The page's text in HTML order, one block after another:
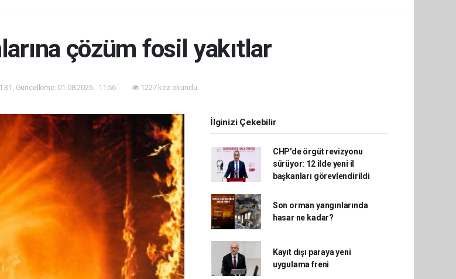
çözüm fosil yakıtlar
Güncelleme: 01.08.2026 - 11:56 1227 kez okundu.
İlginizi Çekebilir
CHP'de örgüt revizyonu
sürüyor: 12 ilde yeni il
başkanları görevlendirildi
Son orman yangınlarında
hasar ne kadar?
Kayıt dışı paraya yeni
uygulama freni